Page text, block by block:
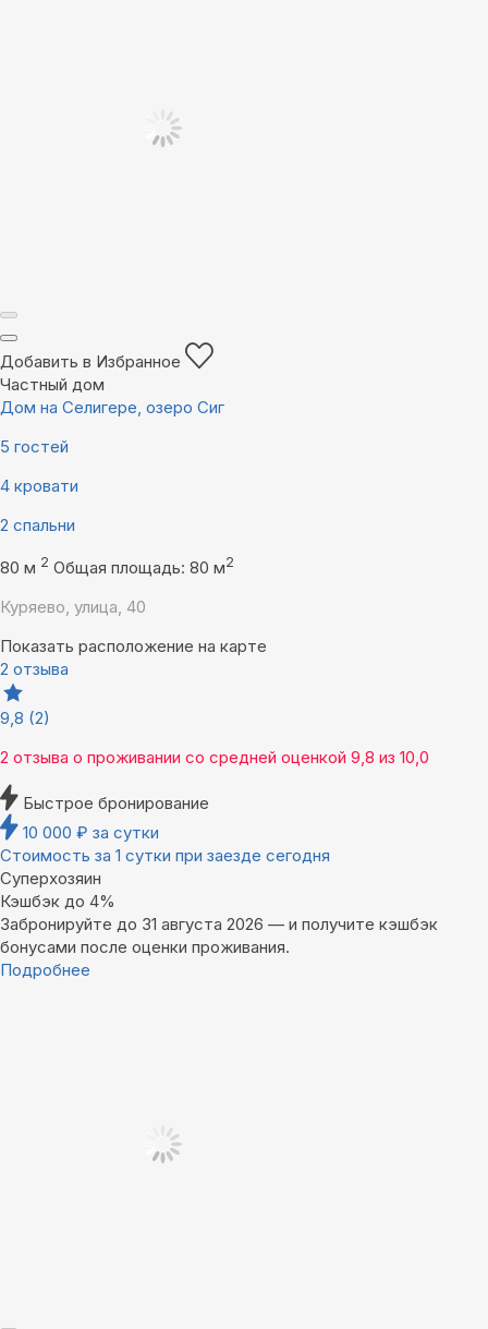
Добавить в Избранное
Частный дом
Дом на Селигере, озеро Сиг
5 гостей
4 кровати
2 спальни
80 м 2 Общая площадь: 80 м2
Куряево, улица, 40
Показать расположение на карте
2 отзыва
9,8 (2)
2 отзыва о проживании со средней оценкой 9,8 из 10,0
Быстрое бронирование
10 000 ₽ за сутки
Стоимость за 1 сутки при заезде сегодня
Суперхозяин
Кэшбэк до 4%
Забронируйте до 31 августа 2026 — и получите кэшбэк
бонусами после оценки проживания.
Подробнее